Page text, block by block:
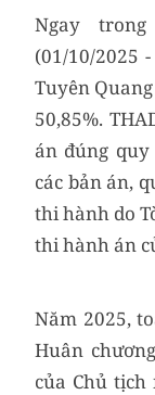
Ngay
(01/10/2025
Tuyên
50,85%.
án đúng
các bản án,
thi hành do
thi hành án
Năm 2025,
Huân
của Chủ tịch